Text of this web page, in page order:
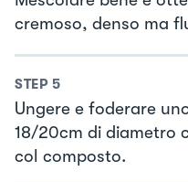
cremoso, denso ma
STEP 5
Ungere e foderare
18/20cm di diametro
col composto.